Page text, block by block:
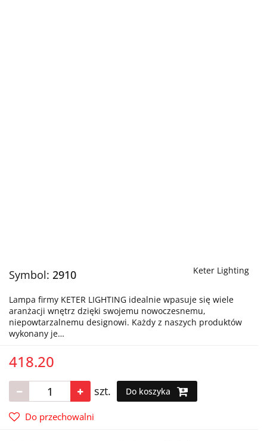
Symbol: 2910 Keter Lighting
Lampa firmy KETER LIGHTING idealnie wpasuje się wiele
aranżacji wnętrz dzięki swojemu nowoczesnemu,
niepowtarzalnemu designowi. Każdy z naszych produktów
wykonany je…
418.20
szt. Do koszyka
Do przechowalni